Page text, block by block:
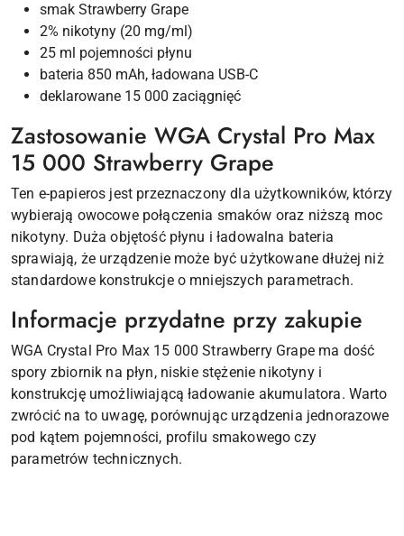
smak Strawberry Grape
2% nikotyny (20 mg/ml)
25 ml pojemności płynu
bateria 850 mAh, ładowana USB-C
deklarowane 15 000 zaciągnięć
Zastosowanie WGA Crystal Pro Max
15 000 Strawberry Grape
Ten e-papieros jest przeznaczony dla użytkowników, którzy
wybierają owocowe połączenia smaków oraz niższą moc
nikotyny. Duża objętość płynu i ładowalna bateria
sprawiają, że urządzenie może być użytkowane dłużej niż
standardowe konstrukcje o mniejszych parametrach.
Informacje przydatne przy zakupie
WGA Crystal Pro Max 15 000 Strawberry Grape ma dość
spory zbiornik na płyn, niskie stężenie nikotyny i
konstrukcję umożliwiającą ładowanie akumulatora. Warto
zwrócić na to uwagę, porównując urządzenia jednorazowe
pod kątem pojemności, profilu smakowego czy
parametrów technicznych.